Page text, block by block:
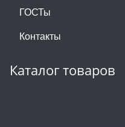
ГОСТы
Контакты
Каталог товаров